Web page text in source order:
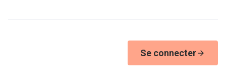
Se connecter